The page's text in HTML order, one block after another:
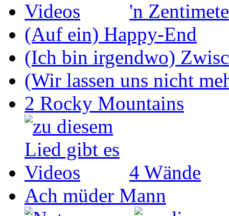
'n
(Auf ein) Happy-End
(Ich bin irgendwo)
(Wir lassen uns nicht
2 Rocky Mountains
4 Wände
Ach müder Mann